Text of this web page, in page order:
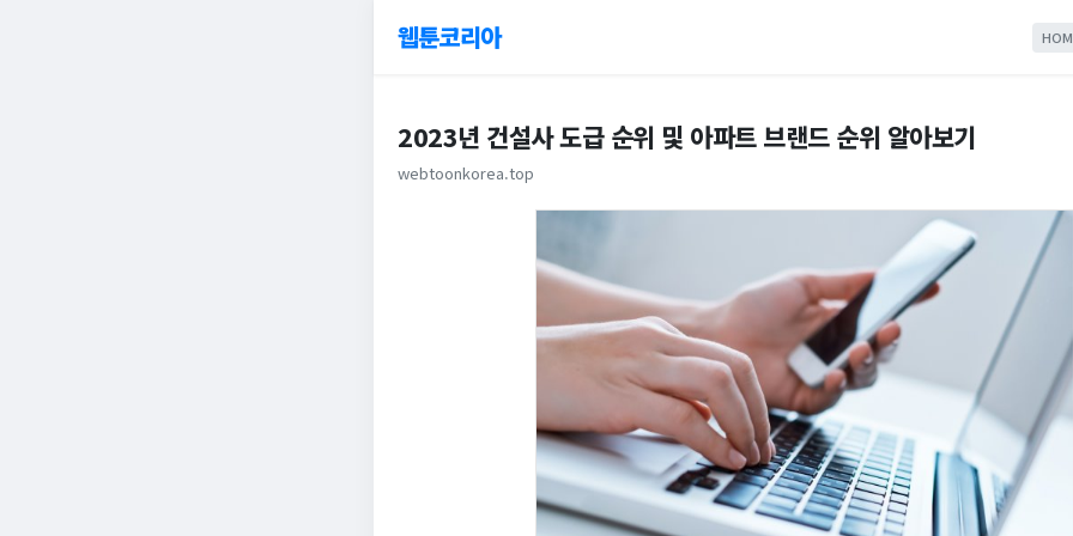
웹툰코리아
2023년 건설사 도급 순위 및 아파트 브랜드 순위 알아보기
webtoonkorea.top